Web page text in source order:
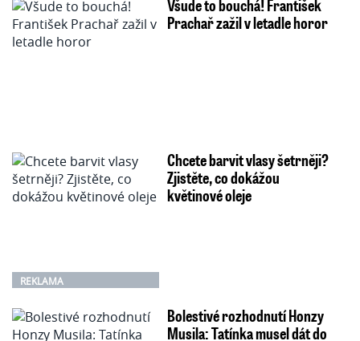
Všude to bouchá! František
Prachař zažil v letadle horor
REKLAMA
Chcete barvit vlasy šetrněji?
Zjistěte, co dokážou
květinové oleje
Bolestivé rozhodnutí Honzy
Musila: Tatínka musel dát do